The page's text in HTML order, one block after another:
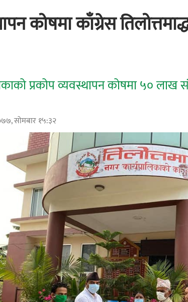
कोषमा काँग्रेस
प्रकोप व्यवस्थापन कोषमा ५०
सोमबार १५:३२